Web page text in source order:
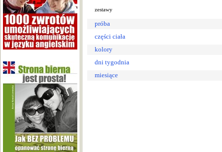
zestawy
próba
części ciała
kolory
dni tygodnia
miesiące